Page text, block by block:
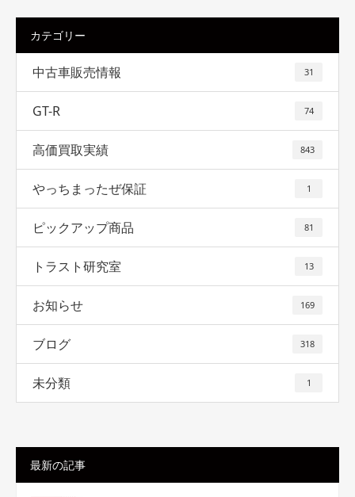
カテゴリー
中古車販売情報 31
GT-R 74
高価買取実績 843
やっちまったぜ保証 1
ピックアップ商品 81
トラスト研究室 13
お知らせ 169
ブログ 318
未分類 1
最新の記事